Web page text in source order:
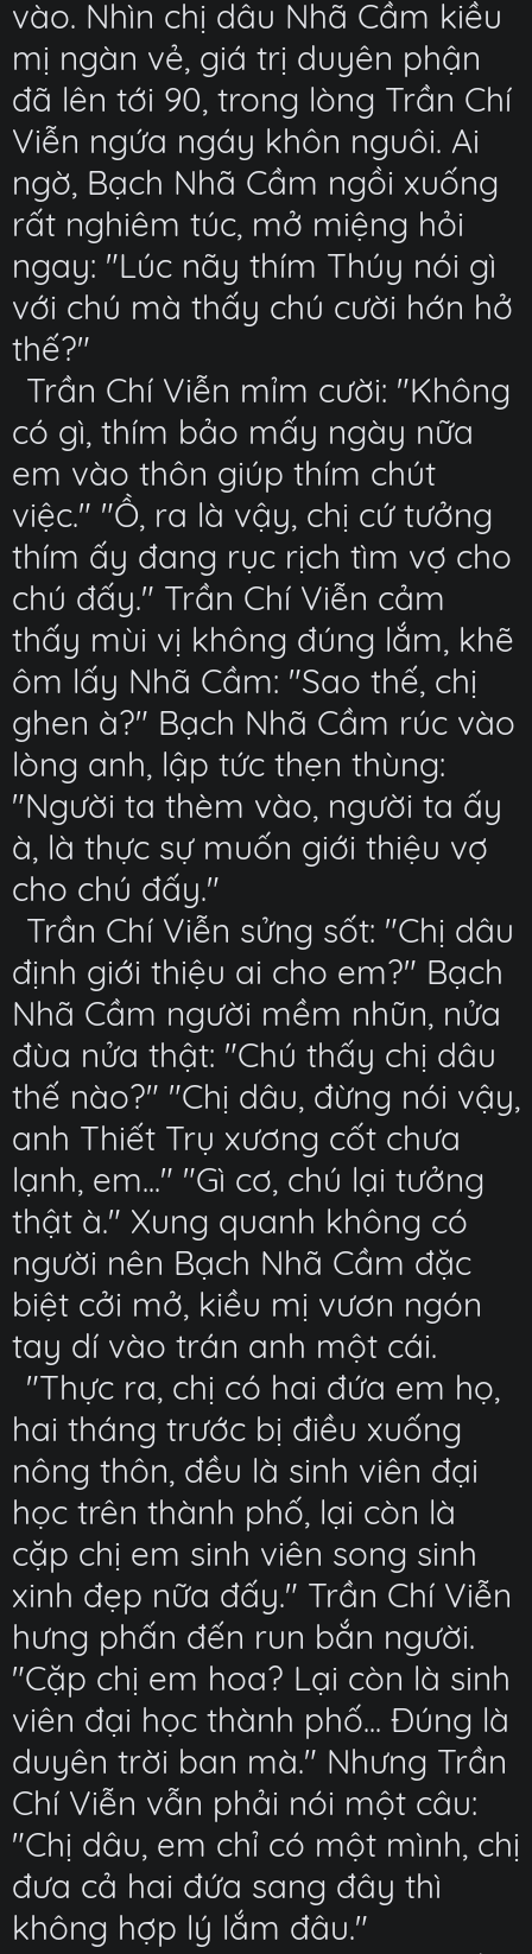
vào. Nhìn chị dâu Nhã Cầm kiều
mị ngàn vẻ, giá trị duyên phận
đã lên tới 90, trong lòng Trần Chí
Viễn ngứa ngáy khôn nguôi. Ai
ngờ, Bạch Nhã Cầm ngồi xuống
rất nghiêm túc, mở miệng hỏi
ngay: "Lúc nãy thím Thúy nói gì
với chú mà thấy chú cười hớn hở
thế?"
Trần Chí Viễn mỉm cười: "Không
có gì, thím bảo mấy ngày nữa
em vào thôn giúp thím chút
việc." "Ồ, ra là vậy, chị cứ tưởng
thím ấy đang rục rịch tìm vợ cho
chú đấy." Trần Chí Viễn cảm
thấy mùi vị không đúng lắm, khẽ
ôm lấy Nhã Cầm: "Sao thế, chị
ghen à?" Bạch Nhã Cầm rúc vào
lòng anh, lập tức thẹn thùng:
"Người ta thèm vào, người ta ấy
à, là thực sự muốn giới thiệu vợ
cho chú đấy."
Trần Chí Viễn sửng sốt: "Chị dâu
định giới thiệu ai cho em?" Bạch
Nhã Cầm người mềm nhũn, nửa
đùa nửa thật: "Chú thấy chị dâu
thế nào?" "Chị dâu, đừng nói vậy,
anh Thiết Trụ xương cốt chưa
lạnh, em..." "Gì cơ, chú lại tưởng
thật à." Xung quanh không có
người nên Bạch Nhã Cầm đặc
biệt cởi mở, kiều mị vươn ngón
tay dí vào trán anh một cái.
"Thực ra, chị có hai đứa em họ,
hai tháng trước bị điều xuống
nông thôn, đều là sinh viên đại
học trên thành phố, lại còn là
cặp chị em sinh viên song sinh
xinh đẹp nữa đấy." Trần Chí Viễn
hưng phấn đến run bắn người.
"Cặp chị em hoa? Lại còn là sinh
viên đại học thành phố... Đúng là
duyên trời ban mà." Nhưng Trần
Chí Viễn vẫn phải nói một câu:
"Chị dâu, em chỉ có một mình, chị
đưa cả hai đứa sang đây thì
không hợp lý lắm đâu."